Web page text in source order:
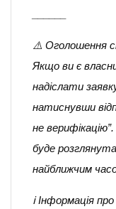
⚠️ Оголошення
Якщо ви є
надіслати
натиснувши
не
буде
найближчим
ℹ️ Інформація